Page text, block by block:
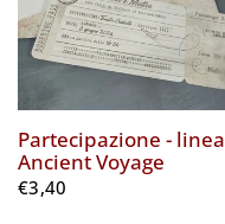
Partecipazione - linea
Ancient Voyage
€3,40